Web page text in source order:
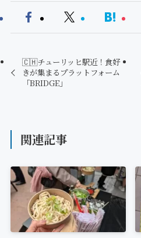
🇨🇭チューリッヒ駅近！食好
きが集まるプラットフォーム
「BRIDGE」
関連記事